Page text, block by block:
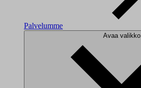
Palvelumme
Avaa valikko